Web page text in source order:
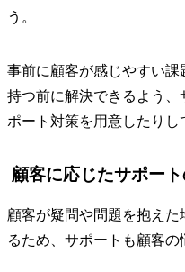
う。
事前に顧客が感じやすい
持つ前に解決できるよう
ポート対策を用意したりし
顧客に応じたサポー
顧客が疑問や問題を抱え
るため、サポートも顧客の